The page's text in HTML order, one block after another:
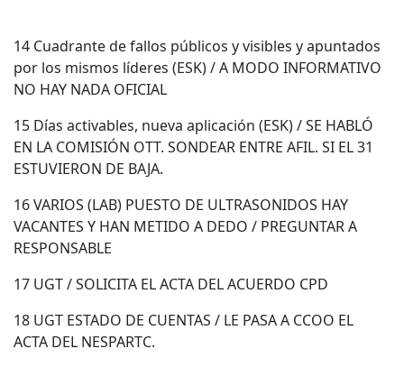
14 Cuadrante de fallos públicos y visibles y apuntados
por los mismos líderes (ESK) / A MODO INFORMATIVO
NO HAY NADA OFICIAL
15 Días activables, nueva aplicación (ESK) / SE HABLÓ
EN LA COMISIÓN OTT. SONDEAR ENTRE AFIL. SI EL 31
ESTUVIERON DE BAJA.
16 VARIOS (LAB) PUESTO DE ULTRASONIDOS HAY
VACANTES Y HAN METIDO A DEDO / PREGUNTAR A
RESPONSABLE
17 UGT / SOLICITA EL ACTA DEL ACUERDO CPD
18 UGT ESTADO DE CUENTAS / LE PASA A CCOO EL
ACTA DEL NESPARTC.